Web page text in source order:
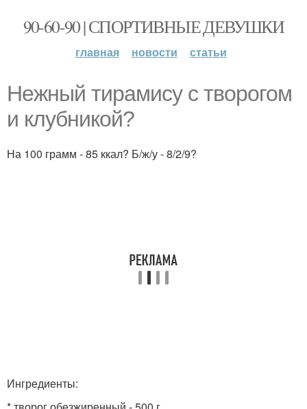
90-60-90 | СПОРТИВНЫЕ ДЕВУШКИ
главная новости статьи
Нежный тирамису с творогом
и клубникой?
На 100 грамм - 85 ккал? Б/ж/у - 8/2/9?
Ингредиенты: